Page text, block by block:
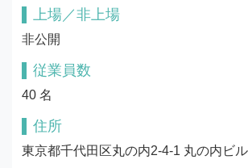
上場／非上場
非公開
従業員数
40 名
住所
東京都千代田区丸の内2-4-1 丸の内ビ